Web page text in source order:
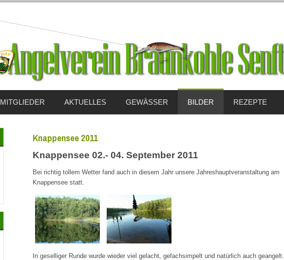
MITGLIEDER AKTUELLES GEWÄSSER BILDER REZEPTE
Knappensee 2011
Knappensee 02.- 04. September 2011
Bei richtig tollem Wetter fand auch in diesem Jahr unsere Jahreshauptveranstaltung am
Knappensee statt.
In geselliger Runde wurde wieder viel gelacht, gefachsimpelt und natürlich auch geangelt.